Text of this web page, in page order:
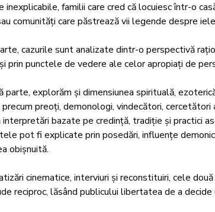
inexplicabile, familii care cred că locuiesc într-o
comunități care păstrează vii legende despre
cazurile sunt analizate dintr-o perspectivă
prin punctele de vedere ale celor apropiați de
parte, explorăm și dimensiunea spirituală,
preoți, demonologi, vindecători,
interpretări bazate pe credință, tradiție și practici
pot fi explicate prin posedări, influențe
obișnuită.
cinematice, interviuri și reconstituiri, cele
reciproc, lăsând publicului libertatea de a decide